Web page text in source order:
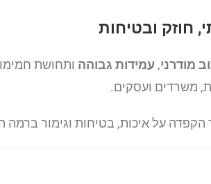
חוזק ובטיחות
מודרני, עמידות גבוהה ותחושת
משרדים ועסקים.
הקפדה על איכות, בטיחות וגימור ברמה